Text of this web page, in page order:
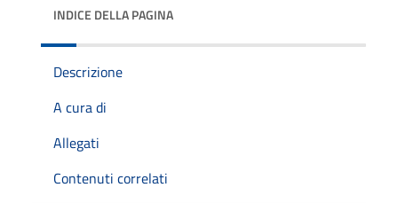
INDICE DELLA PAGINA
Descrizione
A cura di
Allegati
Contenuti correlati